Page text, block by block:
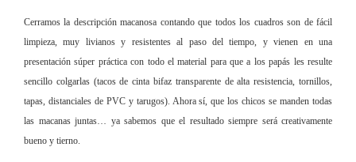
Cerramos la descripción macanosa contando que todos los cuadros son de fácil
limpieza, muy livianos y resistentes al paso del tiempo, y vienen en una
presentación súper práctica con todo el material para que a los papás les resulte
sencillo colgarlas (tacos de cinta bifaz transparente de alta resistencia, tornillos,
tapas, distanciales de PVC y tarugos). Ahora sí, que los chicos se manden todas
las macanas juntas… ya sabemos que el resultado siempre será creativamente
bueno y tierno.